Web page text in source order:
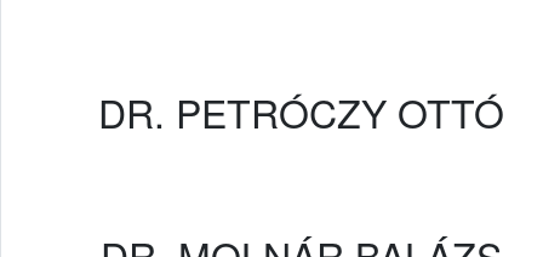
DR. PETRÓCZY OTTÓ